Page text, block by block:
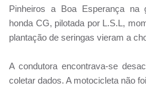
Pinheiros a Boa Esperança na
honda CG, pilotada por L.S.L,
plantação de seringas vieram a
A condutora encontrava-se
coletar dados. A motocicleta não